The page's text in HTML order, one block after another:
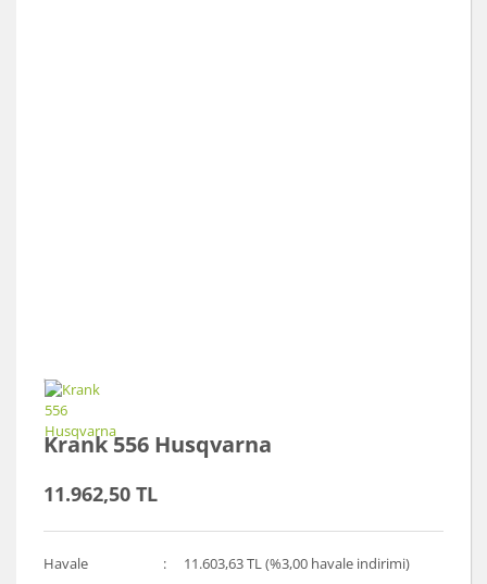
Krank 556 Husqvarna
11.962,50 TL
Havale 11.603,63 TL (%3,00 havale indirimi)